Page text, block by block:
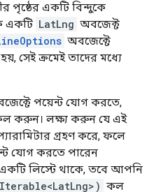
একটি বিন্দুকে
একটি LatLng অবজেক্ট
অবজেক্টে
সেই ক্রমেই তাদের মধ্যে
পয়েন্ট যোগ করতে,
করুন। লক্ষ্য করুন যে এই
গ্রহণ করে, ফলে
যোগ করতে পারেন
লিস্টে থাকে, তবে আপনি
কল